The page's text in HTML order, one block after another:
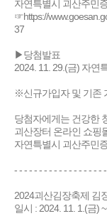
자연특별시 괴산주민
☞https://
37​
▶​​당첨발표
2024. 11. 29.(금) 자연
※신규가입자 및 기존
당첨자에게는 건강한
괴산장터 온라인 쇼핑
자연특별시 괴산주민
- - - - - - - - - - - - - - - - - -
2024괴산김장축제 김
일시 : 2024. 11. 1.(금)